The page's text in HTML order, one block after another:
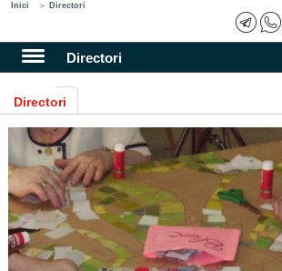
Inici Directori
Directori
Directori